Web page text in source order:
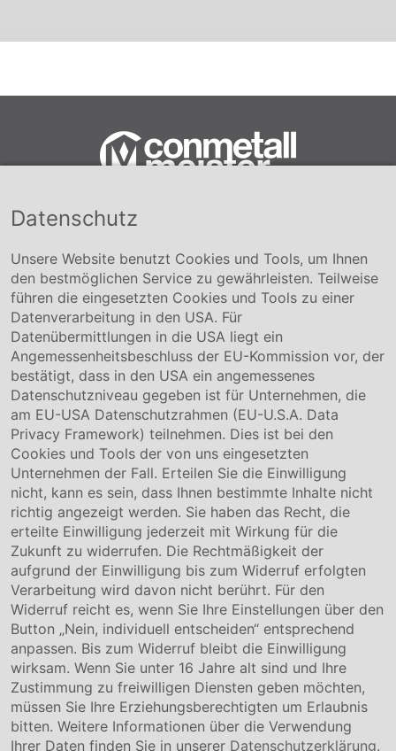
Conmetall Meister GmbH
+49 5141-180
info@conmetallmeister.de
www.conmetallmeister.de
Unternehmen
Über uns
Compliance
Hinweisgebersystem
Karriere
Service & Kontakt
Kontakt
Downloads
Garantiebedingungen
Zertifikate
Rechtliches
Impressum
AGB
Datenschutz
Cookie Einstellung
Datenschutz
Unsere Website benutzt Cookies und Tools, um Ihnen
den bestmöglichen Service zu gewährleisten. Teilweise
führen die eingesetzten Cookies und Tools zu einer
Datenverarbeitung in den USA. Für
Datenübermittlungen in die USA liegt ein
Angemessenheitsbeschluss der EU-Kommission vor, der
bestätigt, dass in den USA ein angemessenes
Datenschutzniveau gegeben ist für Unternehmen, die
am EU-USA Datenschutzrahmen (EU-U.S.A. Data
Privacy Framework) teilnehmen. Dies ist bei den
Cookies und Tools der von uns eingesetzten
Unternehmen der Fall. Erteilen Sie die Einwilligung
nicht, kann es sein, dass Ihnen bestimmte Inhalte nicht
richtig angezeigt werden. Sie haben das Recht, die
erteilte Einwilligung jederzeit mit Wirkung für die
Zukunft zu widerrufen. Die Rechtmäßigkeit der
aufgrund der Einwilligung bis zum Widerruf erfolgten
Verarbeitung wird davon nicht berührt. Für den
Widerruf reicht es, wenn Sie Ihre Einstellungen über den
Button „Nein, individuell entscheiden“ entsprechend
anpassen. Bis zum Widerruf bleibt die Einwilligung
wirksam. Wenn Sie unter 16 Jahre alt sind und Ihre
Zustimmung zu freiwilligen Diensten geben möchten,
müssen Sie Ihre Erziehungsberechtigten um Erlaubnis
bitten. Weitere Informationen über die Verwendung
Ihrer Daten finden Sie in unserer Datenschutzerklärung.